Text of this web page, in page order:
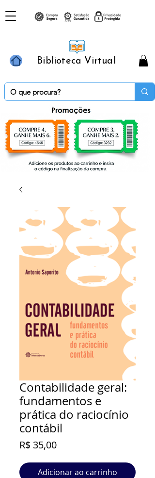
Biblioteca Virtual
Contabilidade geral:
fundamentos e
prática do raciocínio
contábil
R$ 35,00Preço
Adicionar ao carrinho